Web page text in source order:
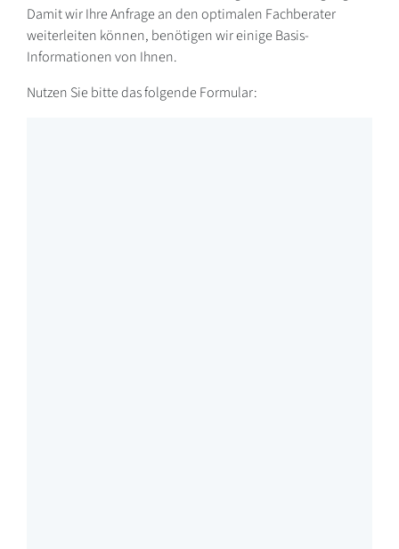
Damit wir Ihre Anfrage an den optimalen Fachberater
weiterleiten können, benötigen wir einige Basis-
Informationen von Ihnen.
Nutzen Sie bitte das folgende Formular: